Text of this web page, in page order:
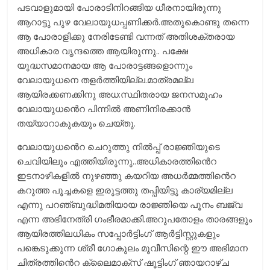
പടവാളുമായി പോരാടിനിറങ്ങിയ ധീരനായിരുന്നു
ആറാട്ടു പുഴ വേലായുധപ്പണിക്കർ.അതുകൊണ്ടു തന്നെ
ആ പോരാളിക്കു നേരിടേണ്ടി വന്നത് അതിശക്തരായ
അധികാര വൃന്ദത്തെ ആയിരുന്നു.. പക്ഷേ
യുദ്ധസമാനമായ ആ പോരാട്ടങ്ങളൊന്നും
വേലായുധനെ തളർത്തിയില്ല.മാത്രമല്ല
ആയിരക്കണക്കിനു അധ:സ്ഥിതരായ ജനസമൂഹം
വേലായുധൻെറ പിന്നിൽ അണിനിരക്കാൻ
തയ്യാറാകുകയും ചെയ്തു.
വേലായുധൻെറ ചെറുത്തു നിൽപ്പ് രാജ്ഞിയുടെ
ചെവിയിലും എത്തിയിരുന്നു..അധികാരത്തിൻെറ
ഇടനാഴികളിൽ നുഴഞ്ഞു കയറിയ അധർമ്മത്തിൻെറ
കറുത്ത പൂച്ചകളെ ഇരുട്ടത്തു തപ്പിയിട്ടു കാര്യമില്ല
എന്നു പറഞ്ബുദ്ധിമതിയായ രാജ്ഞിയെ പൂനം ബജ്വ
എന്ന അഭിനേത്രി ഗംഭീരമാക്കി.അറുപതോളം താരങ്ങളും
ആയിരത്തിലധികം സപ്പോർട്ടിംഗ് ആർട്ടിസ്റ്റുകളും
പങ്കെടുക്കുന്ന ശ്രീ ഗോകുലം മൂവീസിന്റെ ഈ അഭിമാന
ചിത്രത്തിൻെറ ക്ലൈമാക്സ് ഷൂട്ടിംഗ് ഞായറാഴ്ച